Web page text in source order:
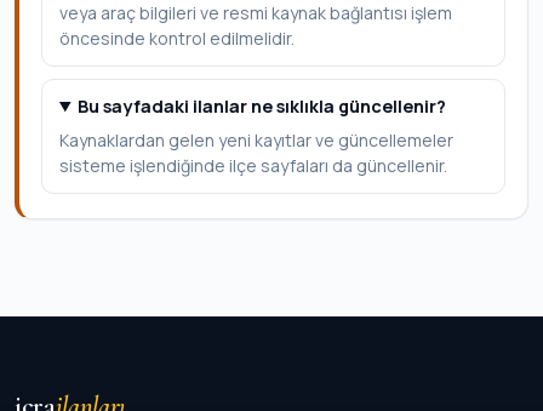
veya araç bilgileri ve resmi kaynak bağlantısı işlem
öncesinde kontrol edilmelidir.
Bu sayfadaki ilanlar ne sıklıkla güncellenir?
Kaynaklardan gelen yeni kayıtlar ve güncellemeler
sisteme işlendiğinde ilçe sayfaları da güncellenir.